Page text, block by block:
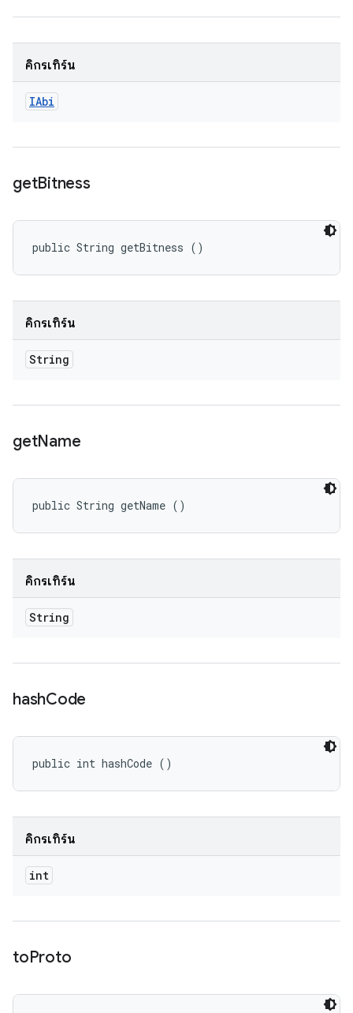
คิกรีเทิร์น
IAbi
getBitness
public String getBitness ()
คิกรีเทิร์น
String
getName
public String getName ()
คิกรีเทิร์น
String
hashCode
public int hashCode ()
คิกรีเทิร์น
int
toProto